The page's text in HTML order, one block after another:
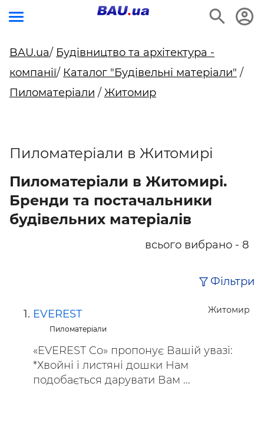
BAU.ua/ Будівництво та архітектура -
компанії/ Каталог "Будівельні матеріали" /
Пиломатеріали / Житомир
Пиломатеріали в Житомирі
Пиломатеріали в Житомирі.
Бренди та постачальники
будівельних матеріалів
всього вибрано - 8
Фільтри
Житомир
EVEREST
Пиломатеріали
«EVEREST Co» пропонує Вашій увазі:
*Хвойні і листяні дошки Нам
подобається дарувати Вам ...